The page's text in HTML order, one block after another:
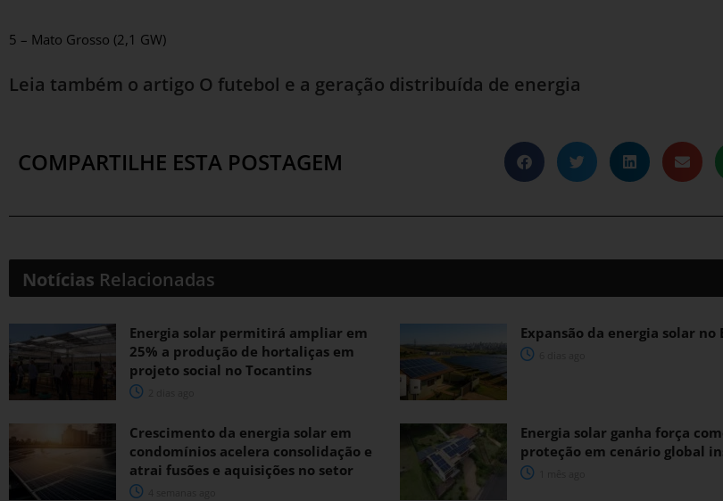
5 – Mato Grosso (2,1 GW)
Leia também o artigo O futebol e a geração distribuída de energia
COMPARTILHE ESTA POSTAGEM
Notícias Relacionadas
Energia solar permitirá ampliar em
25% a produção de hortaliças em
projeto social no Tocantins
Expansão da energia solar no
Crescimento da energia solar em
condomínios acelera consolidação e
atrai fusões e aquisições no setor
Energia solar ganha força
proteção em cenário global